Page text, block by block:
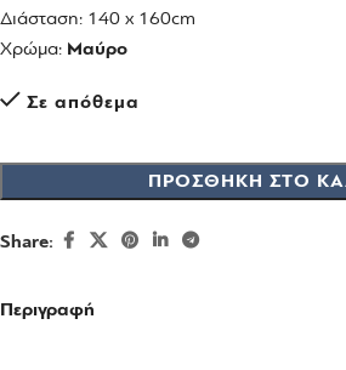
Διάσταση: 140 x 160cm
Χρώμα: Μαύρο
Σε απόθεμα
ΠΡΟΣΘΉΚΗ ΣΤΟ
Share:
Περιγραφή